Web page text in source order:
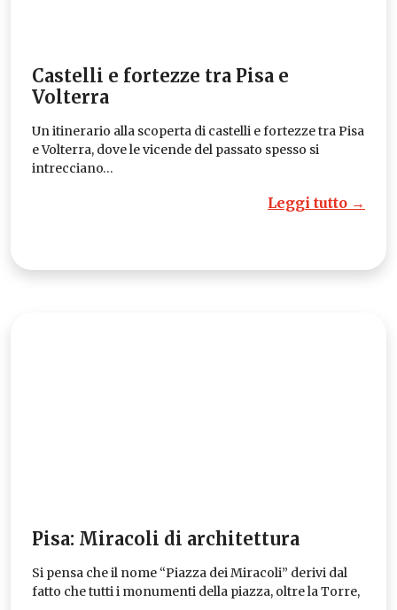
Castelli e fortezze tra Pisa e
Volterra
Un itinerario alla scoperta di castelli e fortezze tra Pisa
e Volterra, dove le vicende del passato spesso si
intrecciano…
Leggi tutto →
Pisa: Miracoli di architettura
Si pensa che il nome “Piazza dei Miracoli” derivi dal
fatto che tutti i monumenti della piazza, oltre la Torre,